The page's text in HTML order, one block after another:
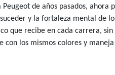
de años pasados, ahora
y la fortaleza mental de
que recibe en cada carrera, sin
con los mismos colores y